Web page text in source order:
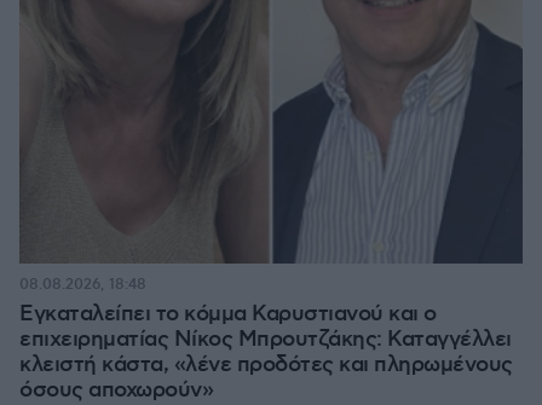
Εγκαταλείπει το κόμμα Καρυστιανού και ο
επιχειρηματίας Νίκος Μπρουτζάκης: Καταγγέλλει
κλειστή κάστα, «λένε προδότες και πληρωμένους
όσους αποχωρούν»
08.08.2026, 18:48